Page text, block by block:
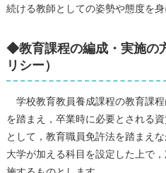
続ける教師としての姿勢や態度を⾝
◆教育課程の編成・実施の
リシー）
学校教育教員養成課程の教育課
を踏まえ，卒業時に必要とされる
として，教育職員免許法を踏まえ
⼤学が加える科⽬を設定した上で